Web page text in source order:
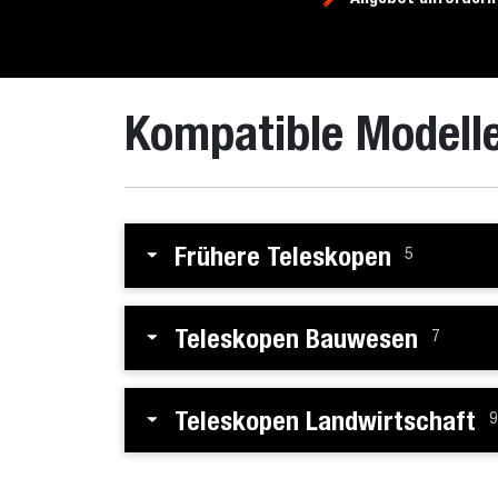
Kompatible
Frühere Teleskopen 5
Teleskopen Bauwesen 7
Teleskopen Landwirtschaft 9